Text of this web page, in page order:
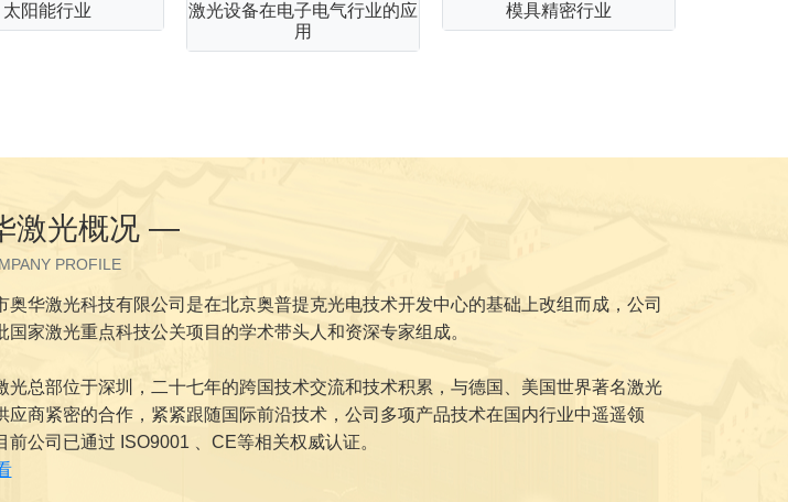
太阳能行业
激光设备在电子电气行业的应
用
模具精密行业
激光概况 —
PROFILE
奥华激光科技有限公司是在北京奥普提克光电技术开发中心的基础上改组而成，公司
国家激光重点科技公关项目的学术带头人和资深专家组成。
光总部位于深圳，二十七年的跨国技术交流和技术积累，与德国、美国世界著名激光
应商紧密的合作，紧紧跟随国际前沿技术，公司多项产品技术在国内行业中遥遥领
前公司已通过 ISO9001 、CE等相关权威认证。